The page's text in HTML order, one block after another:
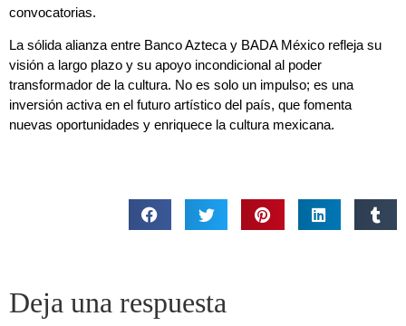
convocatorias.
La sólida alianza entre Banco Azteca y BADA México refleja su
visión a largo plazo y su apoyo incondicional al poder
transformador de la cultura. No es solo un impulso; es una
inversión activa en el futuro artístico del país, que fomenta
nuevas oportunidades y enriquece la cultura mexicana.
Deja una respuesta